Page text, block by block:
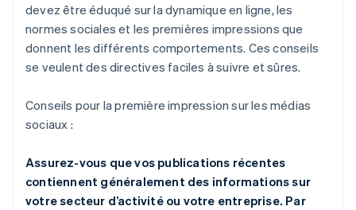
devez être éduqué sur la dynamique en ligne, les
normes sociales et les premières impressions que
donnent les différents comportements. Ces conseils
se veulent des directives faciles à suivre et sûres.
Conseils pour la première impression sur les médias
sociaux :
Assurez-vous que vos publications récentes
contiennent généralement des informations sur
votre secteur d’activité ou votre entreprise. Par